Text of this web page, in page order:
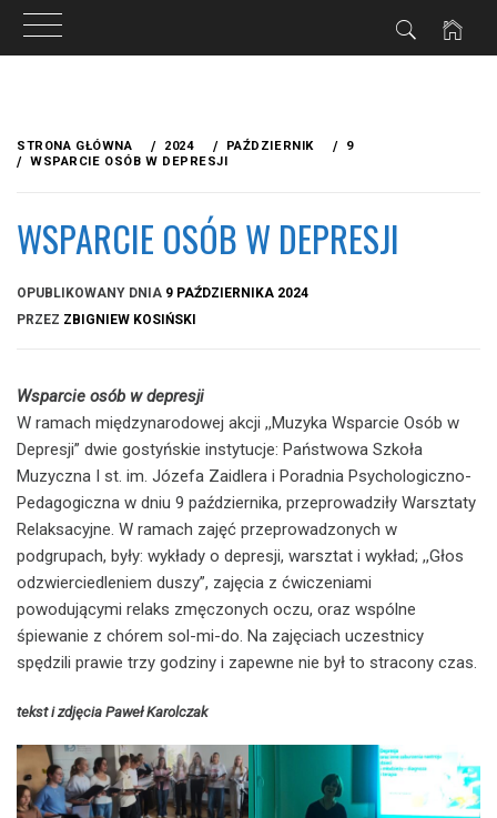
treści
STRONA GŁÓWNA 2024 PAŹDZIERNIK
9
WSPARCIE OSÓB W DEPRESJI
WSPARCIE OSÓB W DEPRESJI
OPUBLIKOWANY DNIA 9 PAŹDZIERNIKA 2024
PRZEZ ZBIGNIEW KOSIŃSKI
Wsparcie osób w depresji
W ramach międzynarodowej akcji ,,Muzyka Wsparcie Osób w
Depresji” dwie gostyńskie instytucje: Państwowa Szkoła
Muzyczna I st. im. Józefa Zaidlera i Poradnia Psychologiczno-
Pedagogiczna w dniu 9 października, przeprowadziły Warsztaty
Relaksacyjne. W ramach zajęć przeprowadzonych w
podgrupach, były: wykłady o depresji, warsztat i wykład; ,,Głos
odzwierciedleniem duszy”, zajęcia z ćwiczeniami
powodującymi relaks zmęczonych oczu, oraz wspólne
śpiewanie z chórem sol-mi-do. Na zajęciach uczestnicy
spędzili prawie trzy godziny i zapewne nie był to stracony czas.
tekst i zdjęcia Paweł Karolczak